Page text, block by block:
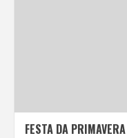
FESTA DA